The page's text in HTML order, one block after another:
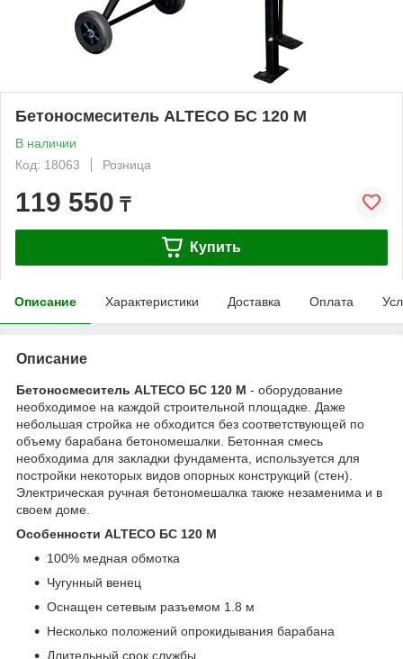
Бетоносмеситель ALTECO БС 120 М
В наличии
Код: 18063
Розница
119 550 ₸
Купить
Описание Характеристики Доставка Оплата
Описание
Бетоносмеситель ALTECO БС 120 М - оборудование
необходимое на каждой строительной площадке. Даже
небольшая стройка не обходится без соответствующей по
объему барабана бетономешалки. Бетонная смесь
необходима для закладки фундамента, используется для
постройки некоторых видов опорных конструкций (стен).
Электрическая ручная бетономешалка также незаменима и в
своем доме.
Особенности ALTECO БС 120 М
100% медная обмотка
Чугунный венец
Оснащен сетевым разъемом 1.8 м
Несколько положений опрокидывания барабана
Длительный срок службы